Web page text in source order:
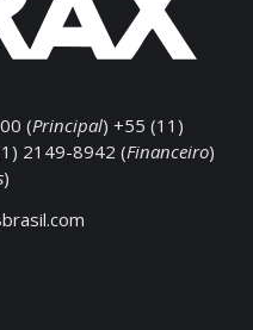
(Principal) +55 (11)
2149-8942 (Financeiro)
)